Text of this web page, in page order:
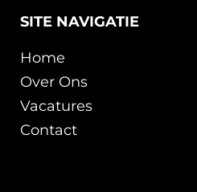
SITE NAVIGATIE
Home
Over Ons
Vacatures
Contact